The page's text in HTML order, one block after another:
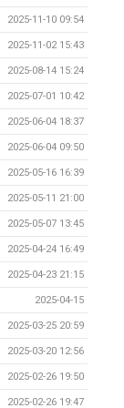
2025-11-10 09:54
2025-11-02 15:43
2025-08-14 15:24
2025-07-01 10:42
2025-06-04 18:37
2025-06-04 09:50
2025-05-16 16:39
2025-05-11 21:00
2025-05-07 13:45
2025-04-24 16:49
2025-04-23 21:15
2025-04-15
2025-03-25 20:59
2025-03-20 12:56
2025-02-26 19:50
2025-02-26 19:47